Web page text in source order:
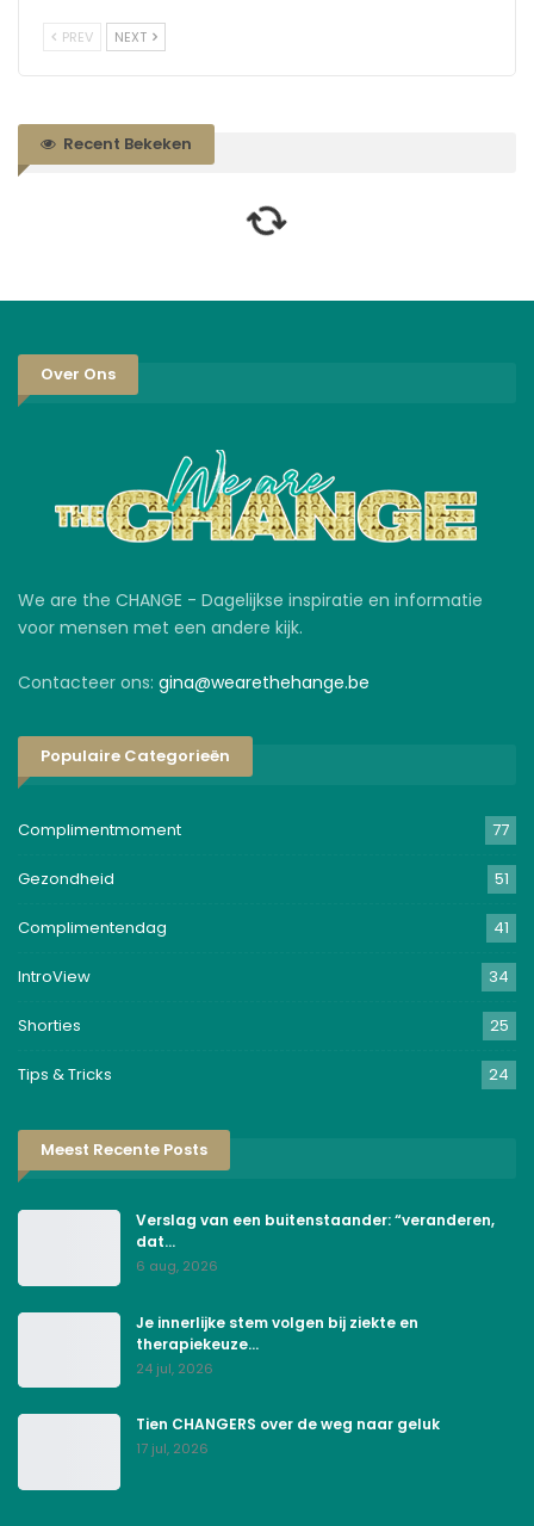
PREV NEXT
Recent Bekeken
Over Ons
We are the CHANGE - Dagelijkse inspiratie en informatie
voor mensen met een andere kijk.
Contacteer ons: gina@wearethehange.be
Populaire Categorieën
Complimentmoment 77
Gezondheid 51
Complimentendag 41
IntroView 34
Shorties 25
Tips & Tricks 24
Meest Recente Posts
Verslag van een buitenstaander: “veranderen,
dat…
6 aug, 2026
Je innerlijke stem volgen bij ziekte en
therapiekeuze…
24 jul, 2026
Tien CHANGERS over de weg naar geluk
17 jul, 2026